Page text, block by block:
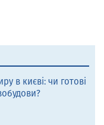
в києві: чи готові